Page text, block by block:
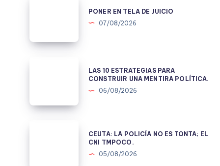
JUICIO
PONER EN TELA DE JUICIO
07/08/2026
CONSTRUIR
LAS 10 ESTRATEGIAS PARA
CONSTRUIR UNA MENTIRA POLÍTICA.
06/08/2026
CEUTA: LA POLICÍA NO ES TONTA; EL
CNI TMPOCO.
05/08/2026